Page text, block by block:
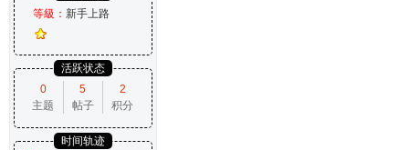
等級： 新手上路
活跃状态
0
主题
5
帖子
2
积分
时间轨迹